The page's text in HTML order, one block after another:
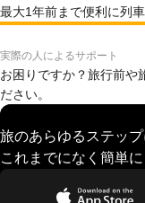
最大1年前まで便利に列
実際の人によるサポート
お困りですか？旅行前や
ださい。
旅のあらゆるステッ
これまでになく簡単に